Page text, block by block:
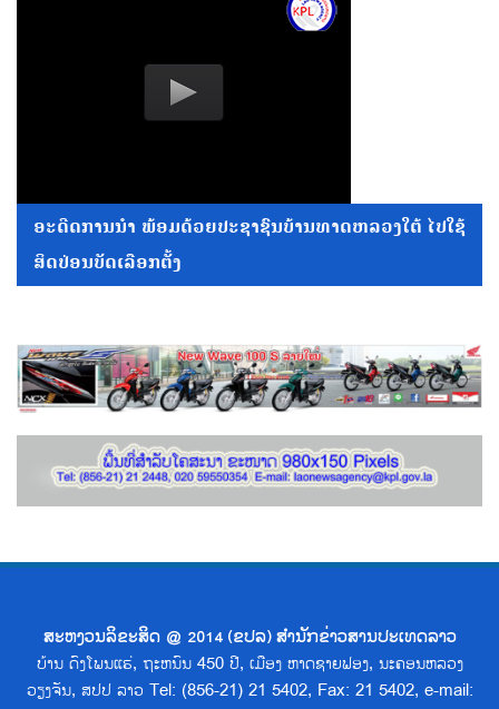
ອະດີດການນໍາ ພ້ອມດ້ວຍປະຊາຊົນບ້ານທາດຫລວງໃຕ້ ໄປໃຊ້
ສິດປ່ອນບັດເລືອກຕັ້ງ
ສະຫງວນລິຂະສິດ @ 2014 (ຂປລ) ສຳນັກຂ່າວສານປະເທດລາວ
ບ້ານ ດົງໂພນແຮ່, ຖະຫນົນ 450 ປີ, ເມືອງ ຫາດຊາຍຟອງ, ນະຄອນຫລວງ
ວຽງຈັນ, ສປປ ລາວ Tel: (856-21) 21 5402, Fax: 21 5402, e-mail: